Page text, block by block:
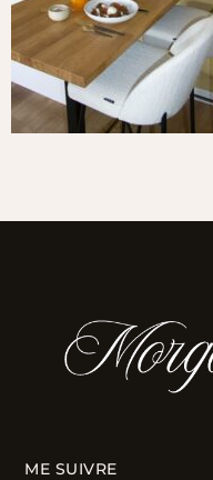
ME SUIVRE